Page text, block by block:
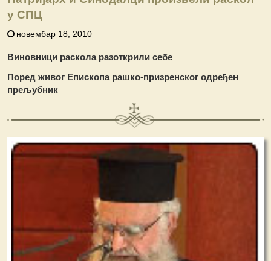
у СПЦ
новембар 18, 2010
Виновници раскола разоткрили себе
Поред живог Епископа рашко-призренског одређен
прељубник